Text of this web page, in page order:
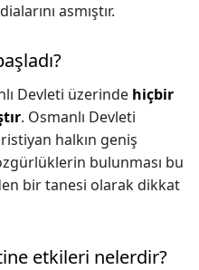
asmıştır.
Devleti üzerinde hiçbir
. Osmanlı Devleti
halkın geniş
bulunması bu
bir tanesi olarak dikkat
etkileri nelerdir?